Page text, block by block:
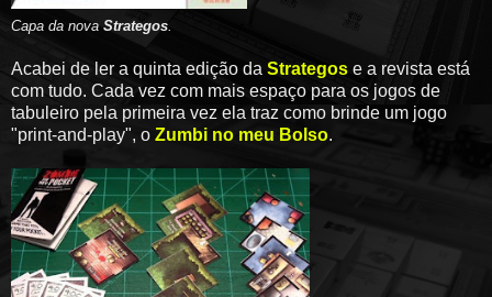
Capa da nova Strategos
Acabei de ler a quinta edição da Strategos e a revista está
com tudo. Cada vez com mais espaço para os jogos de
tabuleiro pela primeira vez ela traz como brinde um jogo
"print-and-play", o Zumbi no meu Bolso.